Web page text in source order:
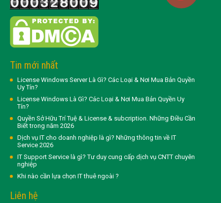
Tin mới nhất
License Windows Server Là Gì? Các Loại & Nơi Mua Bản Quyền
Uy Tín?
License Windows Là Gì? Các Loại & Nơi Mua Bản Quyền Uy
Tín?
Quyền Sở Hữu Trí Tuệ & License & subcription. Những Điều Cần
Biết trong năm 2026
Dịch vụ IT cho doanh nghiệp là gì? Những thông tin về IT
Service 2026
IT Support Service là gì? Tư duy cung cấp dịch vụ CNTT chuyên
nghiệp
Khi nào cần lựa chọn IT thuê ngoài ?
Liên hệ